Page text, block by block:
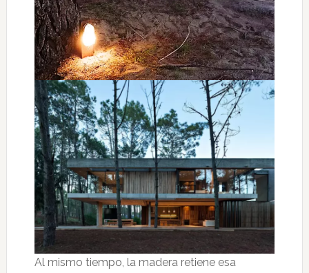
Al mismo tiempo, la madera retiene esa